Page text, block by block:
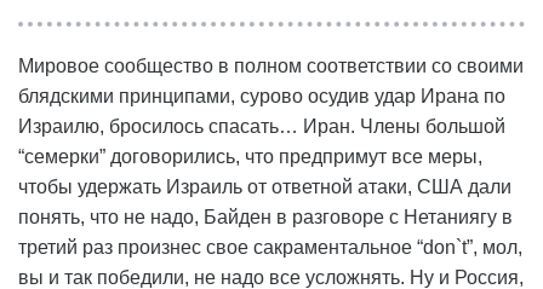
Мировое сообщество в полном соответствии со своими
блядскими принципами, сурово осудив удар Ирана по
Израилю, бросилось спасать… Иран. Члены большой
“семерки” договорились, что предпримут все меры,
чтобы удержать Израиль от ответной атаки, США дали
понять, что не надо, Байден в разговоре с Нетаниягу в
третий раз произнес свое сакраментальное “don`t”, мол,
вы и так победили, не надо все усложнять. Ну и Россия,